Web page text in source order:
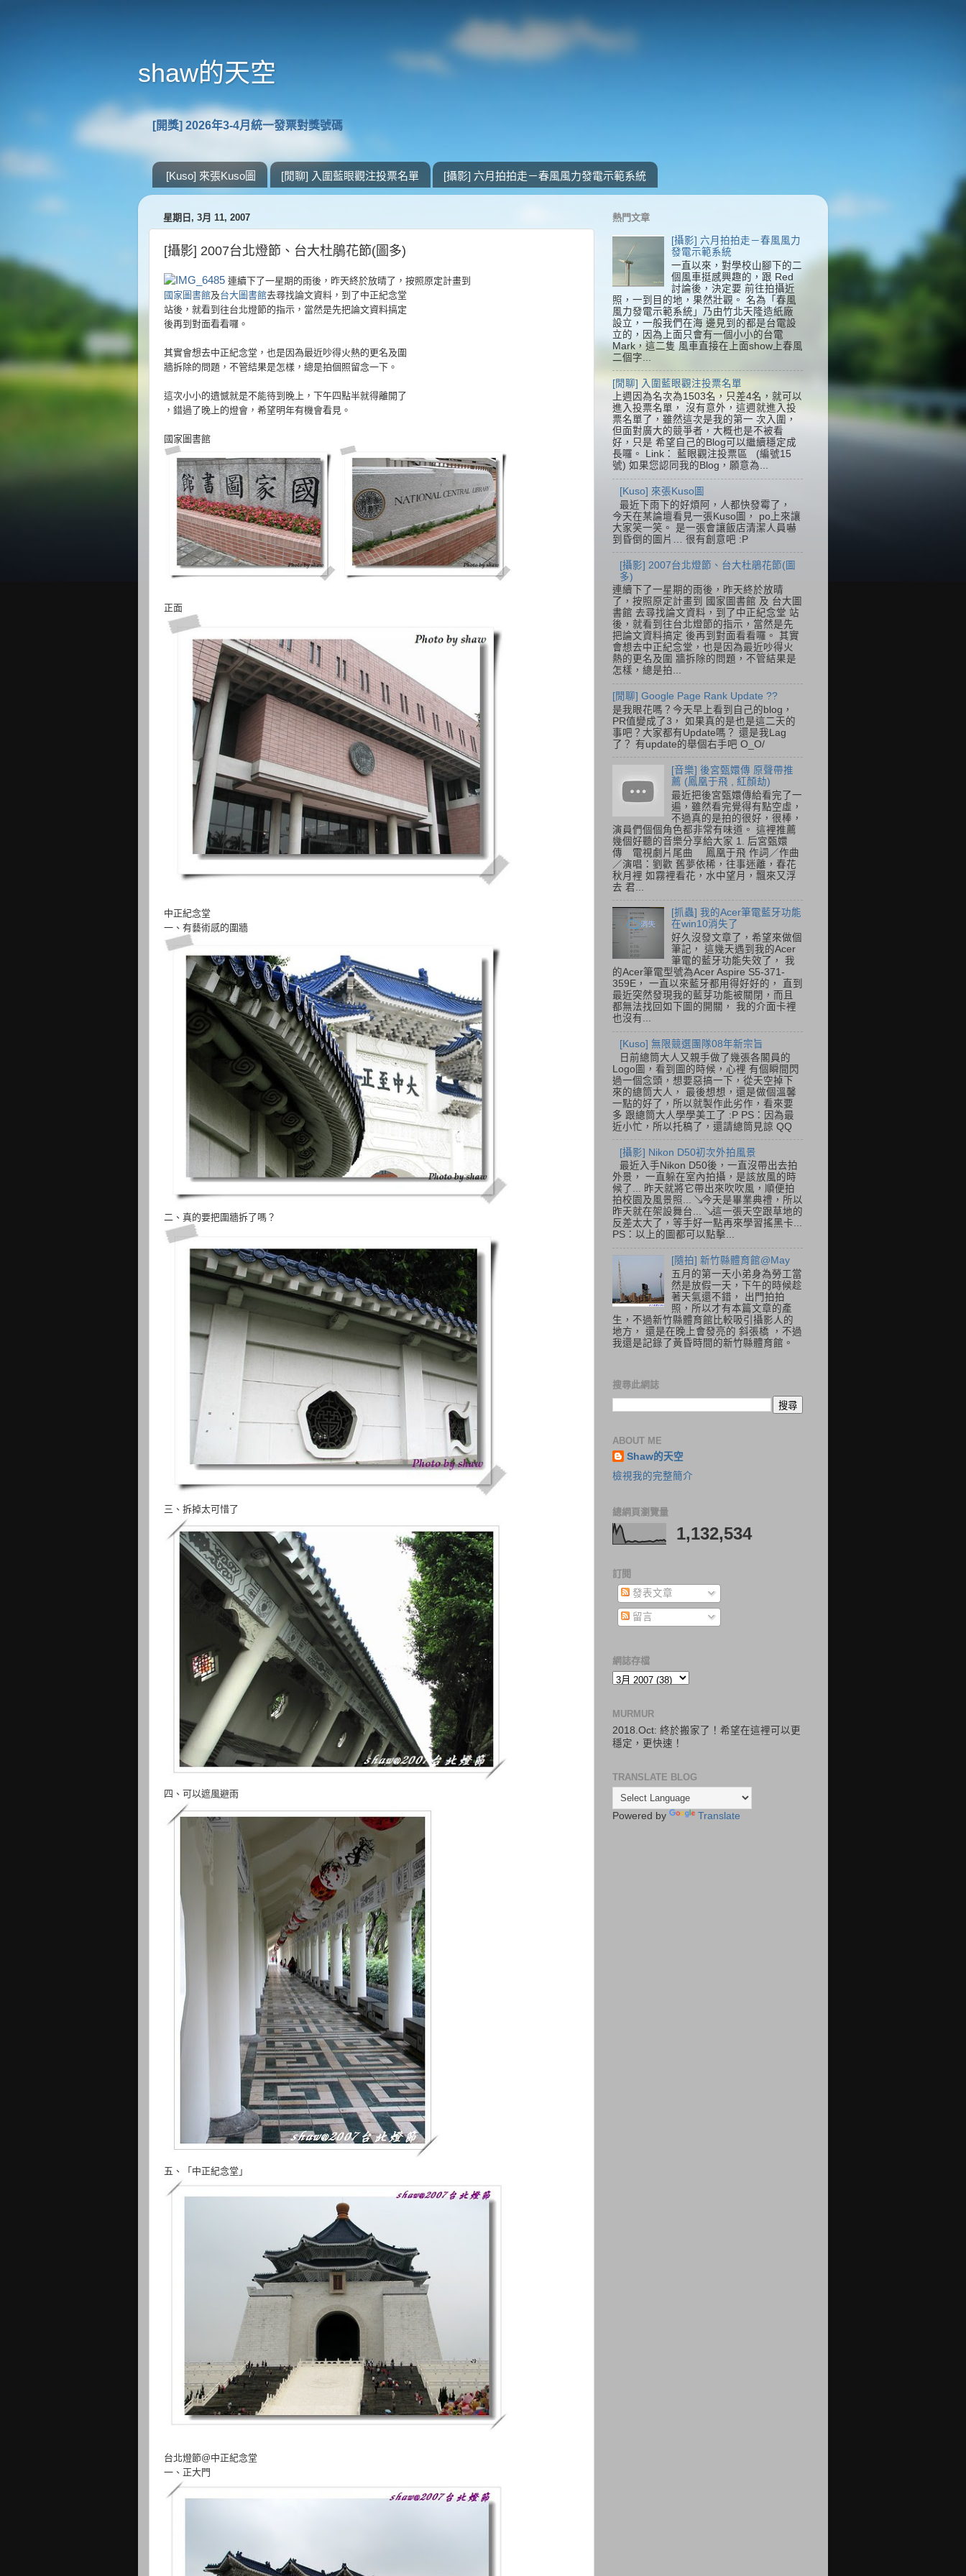
shaw的天空
[開獎] 2026年3-4月統一發票對獎號碼
[Kuso] 來張Kuso圖 [閒聊] 入圍藍眼觀注投票名單 [攝影] 六月拍拍走－春風風力發電示範系統
星期日, 3月 11, 2007
[攝影] 2007台北燈節、台大杜鵑花節(圖多)
連續下了一星期的雨後，昨天終於放晴了，按照原定計畫到
國家圖書館及台大圖書館去尋找論文資料，到了中正紀念堂
站後，就看到往台北燈節的指示，當然是先把論文資料搞定
後再到對面看看囉。
其實會想去中正紀念堂，也是因為最近吵得火熱的更名及圍
牆拆除的問題，不管結果是怎樣，總是拍個照留念一下。
這次小小的遺憾就是不能待到晚上，下午四點半就得離開了
，錯過了晚上的燈會，希望明年有機會看見。
國家圖書館
正面
中正紀念堂
一、有藝術感的圍牆
二、真的要把圍牆拆了嗎？
三、拆掉太可惜了
四、可以遮風避雨
五、「中正紀念堂」
台北燈節@中正紀念堂
一、正大門
熱門文章
[攝影] 六月拍拍走－春風風力
發電示範系統
一直以來，對學校山腳下的二
個風車挺感興趣的，跟 Red
討論後，決定要 前往拍攝近
照，一到目的地，果然壯觀。 名為「春風
風力發電示範系統」乃由竹北天隆造紙廠
設立，一般我們在海 邊見到的都是台電設
立的，因為上面只會有一個小小的台電
Mark，這二隻 風車直接在上面show上春風
二個字...
[閒聊] 入圍藍眼觀注投票名單
上週因為名次為1503名，只差4名，就可以
進入投票名單， 沒有意外，這週就進入投
票名單了，雖然這次是我的第一 次入圍，
但面對廣大的競爭者，大概也是不被看
好，只是 希望自己的Blog可以繼續穩定成
長囉。 Link： 藍眼觀注投票區 (編號15
號) 如果您認同我的Blog，願意為...
[Kuso] 來張Kuso圖
最近下雨下的好煩阿，人都快發霉了，
今天在某論壇看見一張Kuso圖， po上來讓
大家笑一笑。 是一張會讓飯店清潔人員嚇
到昏倒的圖片… 很有創意吧 :P
[攝影] 2007台北燈節、台大杜鵑花節(圖
多)
連續下了一星期的雨後，昨天終於放晴
了，按照原定計畫到 國家圖書館 及 台大圖
書館 去尋找論文資料，到了中正紀念堂 站
後，就看到往台北燈節的指示，當然是先
把論文資料搞定 後再到對面看看囉。 其實
會想去中正紀念堂，也是因為最近吵得火
熱的更名及圍 牆拆除的問題，不管結果是
怎樣，總是拍...
[閒聊] Google Page Rank Update ??
是我眼花嗎？今天早上看到自己的blog，
PR值變成了3， 如果真的是也是這二天的
事吧？大家都有Update嗎？ 還是我Lag
了？ 有update的舉個右手吧 O_O/
[音樂] 後宮甄嬛傳 原聲帶推
薦 (鳳凰于飛 , 紅顏劫)
最近把後宮甄嬛傳給看完了一
遍，雖然看完覺得有點空虛，
不過真的是拍的很好，很棒，
演員們個個角色都非常有味道。 這裡推薦
幾個好聽的音樂分享給大家 1. 后宮甄嬛
傳 電視劇片尾曲 鳳凰于飛 作詞／作曲
／演唱：劉歡 舊夢依稀，往事迷離，春花
秋月裡 如霧裡看花，水中望月，飄來又浮
去 君...
[抓蟲] 我的Acer筆電藍牙功能
在win10消失了
好久沒發文章了，希望來做個
筆記， 這幾天遇到我的Acer
筆電的藍牙功能失效了， 我
的Acer筆電型號為Acer Aspire S5-371-
359E， 一直以來藍牙都用得好好的， 直到
最近突然發現我的藍芽功能被關閉，而且
都無法找回如下圖的開關， 我的介面卡裡
也沒有...
[Kuso] 無限競選團隊08年新宗旨
日前總筒大人又親手做了幾張各閣員的
Logo圖，看到圖的時候，心裡 有個瞬間閃
過一個念頭，想要惡搞一下，從天空掉下
來的總筒大人， 最後想想，還是做個溫馨
一點的好了，所以就製作此劣作，看來要
多 跟總筒大人學學美工了 :P PS：因為最
近小忙，所以托稿了，還請總筒見諒 QQ
[攝影] Nikon D50初次外拍風景
最近入手Nikon D50後，一直沒帶出去拍
外景， 一直躲在室內拍攝，是該放風的時
候了... 昨天就將它帶出來吹吹風，順便拍
拍校園及風景照... ↘今天是畢業典禮，所以
昨天就在架設舞台... ↘這一張天空跟草地的
反差太大了，等手好一點再來學習搖黑卡...
PS：以上的圖都可以點擊...
[隨拍] 新竹縣體育館@May
五月的第一天小弟身為勞工當
然是放假一天，下午的時候趁
著天氣還不錯， 出門拍拍
照，所以才有本篇文章的產
生，不過新竹縣體育館比較吸引攝影人的
地方， 還是在晚上會發亮的 斜張橋 ，不過
我還是記錄了黃昏時間的新竹縣體育館。
搜尋此網誌
ABOUT ME
Shaw的天空
檢視我的完整簡介
總網頁瀏覽量
1,132,534
訂閱
發表文章
留言
網誌存檔
MURMUR
2018.Oct: 終於搬家了！希望在這裡可以更
穩定，更快速！
TRANSLATE BLOG
Powered by Translate